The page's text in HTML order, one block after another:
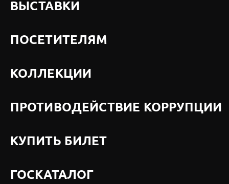
ВЫСТАВКИ
ПОСЕТИТЕЛЯМ
КОЛЛЕКЦИИ
ПРОТИВОДЕЙСТВИЕ КОРРУПЦИИ
КУПИТЬ БИЛЕТ
ГОСКАТАЛОГ